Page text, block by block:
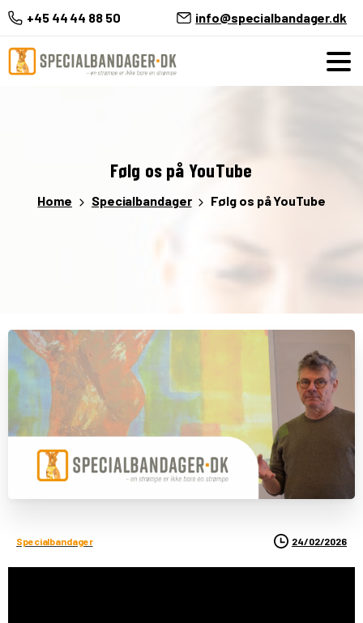
+45 44 44 88 50 info@specialbandager.dk
Følg os på YouTube
Home Specialbandager Følg os på YouTube
Specialbandager 24/02/2026